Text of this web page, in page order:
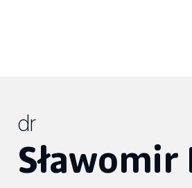
dr
Sławomir